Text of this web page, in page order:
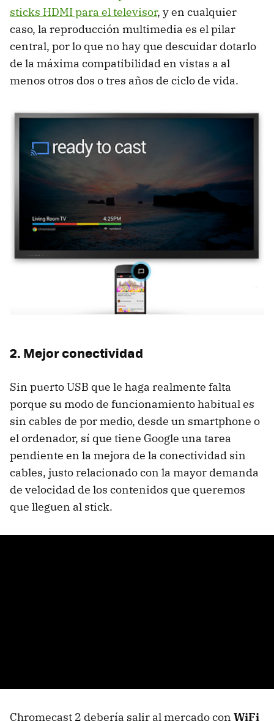
sticks HDMI para el televisor, y en cualquier
caso, la reproducción multimedia es el pilar
central, por lo que no hay que descuidar dotarlo
de la máxima compatibilidad en vistas a al
menos otros dos o tres años de ciclo de vida.
2. Mejor conectividad
Sin puerto USB que le haga realmente falta
porque su modo de funcionamiento habitual es
sin cables de por medio, desde un smartphone o
el ordenador, sí que tiene Google una tarea
pendiente en la mejora de la conectividad sin
cables, justo relacionado con la mayor demanda
de velocidad de los contenidos que queremos
que lleguen al stick.
Chromecast 2 debería salir al mercado con WiFi